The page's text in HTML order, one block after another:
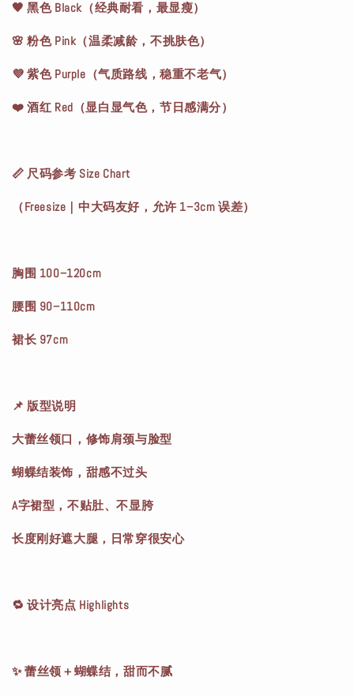
🖤 黑色 Black（经典耐看，最显瘦）
🌸 粉色 Pink（温柔减龄，不挑肤色）
💜 紫色 Purple（气质路线，稳重不老气）
❤️ 酒红 Red（显白显气色，节日感满分）
📏 尺码参考 Size Chart
（Freesize｜中大码友好，允许 1–3cm 误差）
胸围 100–120cm
腰围 90–110cm
裙长 97cm
📌 版型说明
大蕾丝领口，修饰肩颈与脸型
蝴蝶结装饰，甜感不过头
A字裙型，不贴肚、不显胯
长度刚好遮大腿，日常穿很安心
🔁 设计亮点 Highlights
✨ 蕾丝领＋蝴蝶结，甜而不腻